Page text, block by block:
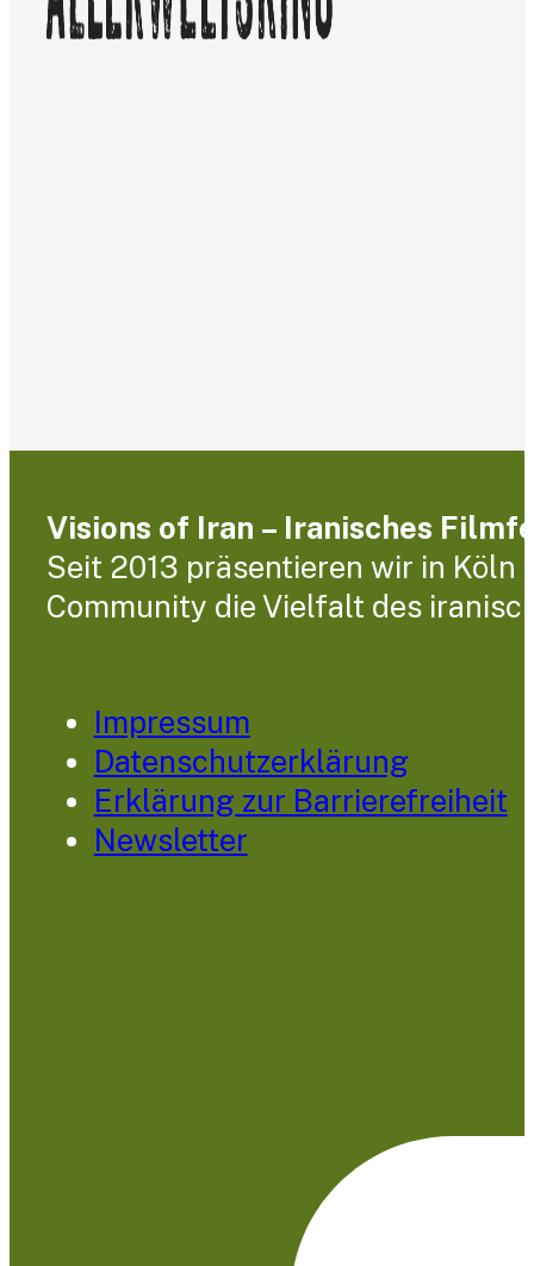
Visions of Iran – Iranisches
Seit 2013 präsentieren wir in Köln
Community die Vielfalt des
Impressum
Datenschutzerklärung
Erklärung zur Barrierefreiheit
Newsletter